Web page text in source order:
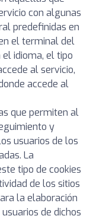
con algunas
predefinidas en
el terminal del
idioma, el tipo
al servicio,
accede al
que permiten al
y
usuarios de los
La
tipo de cookies
de los sitios
la elaboración
de dichos